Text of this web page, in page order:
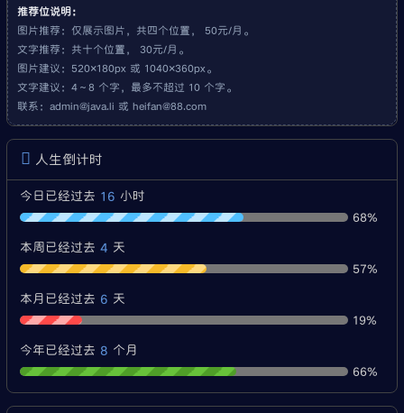
推荐位说明：
图片推荐：仅展示图片，共四个位置， 50元/月。
文字推荐：共十个位置， 30元/月。
图片建议：520×180px 或 1040×360px。
文字建议：4～8 个字，最多不超过 10 个字。
联系： admin@java.li 或 heifan@88.com
人生倒计时
今日已经过去 16 小时
68%
本周已经过去 4 天
57%
本月已经过去 6 天
19%
今年已经过去 8 个月
66%